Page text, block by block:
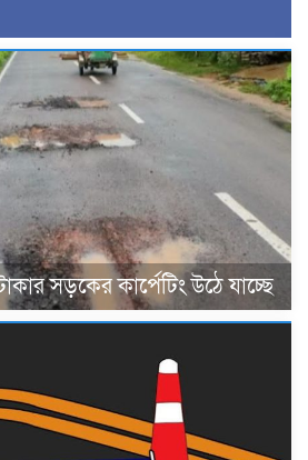
সড়কের কার্পেটিং উঠে যাচ্ছে